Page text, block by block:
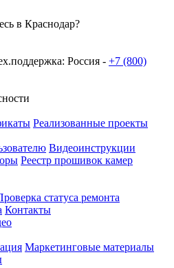
в Краснодар?
Россия - +7 (800)
Реализованные проекты
Видеоинструкции
Реестр прошивок камер
статуса ремонта
Контакты
Маркетинговые материалы